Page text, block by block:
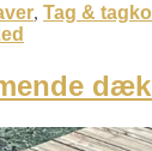
, Tag &